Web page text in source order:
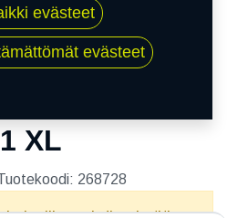
PROXES TR1 XL
XL
268728
evästeet
evästeet